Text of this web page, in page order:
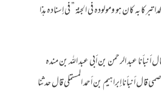
تبركا به كان هو ومولوده في الجنة ” في إسناده هذا
عبد الرحمن بن أبى عبد الله بن منده
قال أنبأنا إبراهيم بن أحمد المستملي قال حدثنا